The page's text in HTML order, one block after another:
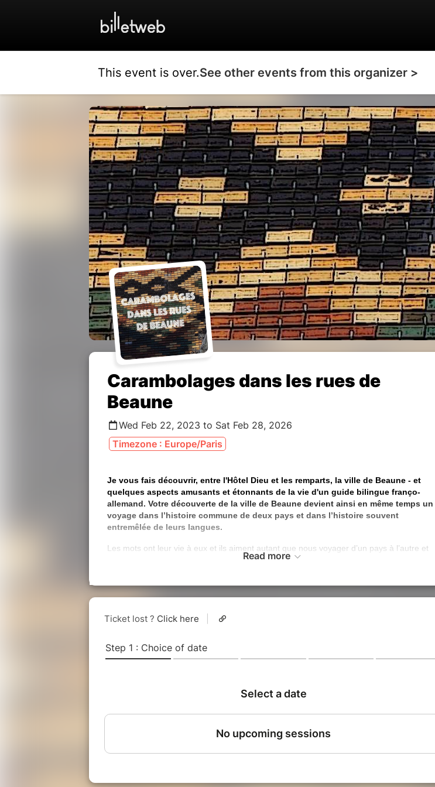
This event is over.See other events from this organizer >
Carambolages dans les rues de
Beaune
Wed Feb 22, 2023 to Sat Feb 28, 2026
Timezone : Europe/Paris
Je vous fais découvrir, entre l'Hôtel Dieu et les remparts, la ville de Beaune - et
quelques aspects amusants et étonnants de la vie d'un guide bilingue franço-
allemand. Votre découverte de la ville de Beaune devient ainsi en même temps un
voyage dans l’histoire commune de deux pays et dans l’histoire souvent
entremêlée de leurs langues.
Les mots ont leur vie à eux et ils aiment autant que nous voyager d’un pays à l’autre et
découvrir de nouveaux contextes. Rencontrez donc des vieilles connaissances à des
Ouverte à tous, des connaissances de l'Allemand ne sont pas nécessaires pour suivre la
Cette visite est particulièrement appropriée pour des collégiens et d'autres
apprentis de la langue allemande .Ils découvriront un nouvel accès ludique pour se
l’émission « Karambolage » de la chaine franco-allemande « Arte ».
Cette visite peut-être privatisée pour votre groupe, classe, comité de jumelage...
Read more